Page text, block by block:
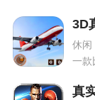
3D
休闲
一款
真